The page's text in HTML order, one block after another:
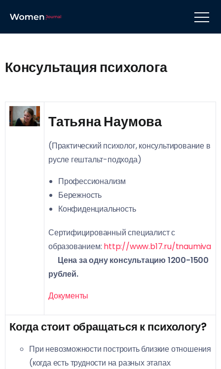
Консультация психолога
Татьяна Наумова
(Практический психолог, консультирование в
русле гештальт-подхода)
Профессионализм
Бережность
Конфиденциальность
Сертифицированный специалист с
образованием: http://www.b17.ru/tnaumiva
Цена за одну консультацию 1200-1500
рублей.
Документы
Когда стоит обращаться к психологу?
При невозможности построить близкие отношения
(когда есть трудности на разных этапах